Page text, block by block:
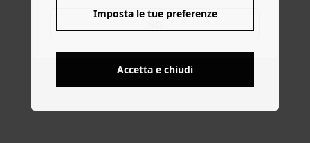
Imposta le tue preferenze
Accetta e chiudi